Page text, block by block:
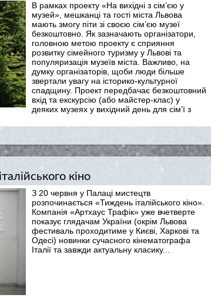
В рамках проекту «На вихідні з сім’єю у
музей», мешканці та гості міста Львова
мають змогу піти зі своєю сім’єю музеї
безкоштовно. Як зазначають організатори,
головною метою проекту є сприяння
розвитку сімейного туризму у Львові та
популяризація музеїв міста. Важливо, на
думку організаторів, щоби люди більше
звертали увагу на історико-культурної
спадщину. Проект передбачає безкоштовний
вхід та екскурсію (або майстер-клас) у
деяких музеях у вихідний день для сім’ї з
кіно
З 20 червня у Палаці мистецтв
розпочинається «Тиждень італійського кіно».
Компанія «Артхаус Трафік» уже вчетверте
показує глядачам України (окрім Львова
фестиваль проходитиме у Києві, Харкові та
Одесі) новинки сучасного кінематографа
Італії та завжди актуальну класику...